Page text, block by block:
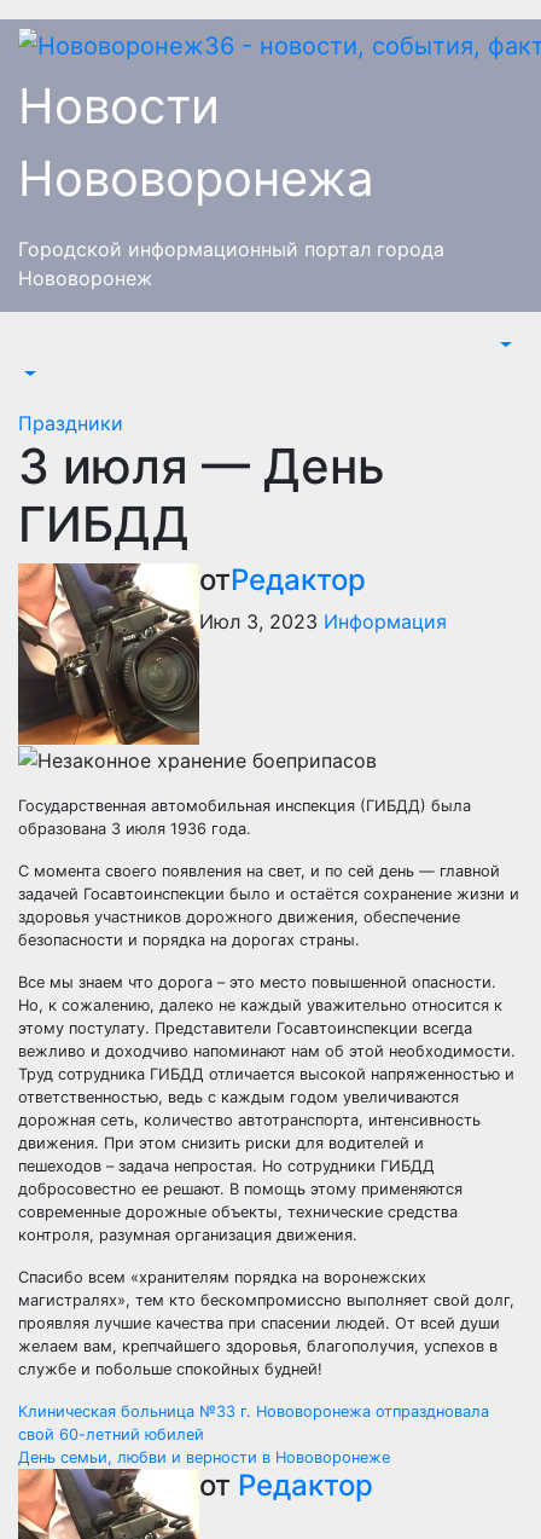
Перейти
Новости
Нововоронежа
Городской информационный портал города
Нововоронеж
Праздники
3 июля — День
ГИБДД
отРедактор
Июл 3, 2023 Информация
Государственная автомобильная инспекция (ГИБДД) была
образована 3 июля 1936 года.
С момента своего появления на свет, и по сей день — главной
задачей Госавтоинспекции было и остаётся сохранение жизни и
здоровья участников дорожного движения, обеспечение
безопасности и порядка на дорогах страны.
Все мы знаем что дорога – это место повышенной опасности.
Но, к сожалению, далеко не каждый уважительно относится к
этому постулату. Представители Госавтоинспекции всегда
вежливо и доходчиво напоминают нам об этой необходимости.
Труд сотрудника ГИБДД отличается высокой напряженностью и
ответственностью, ведь с каждым годом увеличиваются
дорожная сеть, количество автотранспорта, интенсивность
движения. При этом снизить риски для водителей и
пешеходов – задача непростая. Но сотрудники ГИБДД
добросовестно ее решают. В помощь этому применяются
современные дорожные объекты, технические средства
контроля, разумная организация движения.
Спасибо всем «хранителям порядка на воронежских
магистралях», тем кто бескомпромиссно выполняет свой долг,
проявляя лучшие качества при спасении людей. От всей души
желаем вам, крепчайшего здоровья, благополучия, успехов в
службе и побольше спокойных будней!
Навигация
по
записям
Клиническая больница №33 г. Нововоронежа отпраздновала
свой 60-летний юбилей
День семьи, любви и верности в Нововоронеже
от Редактор